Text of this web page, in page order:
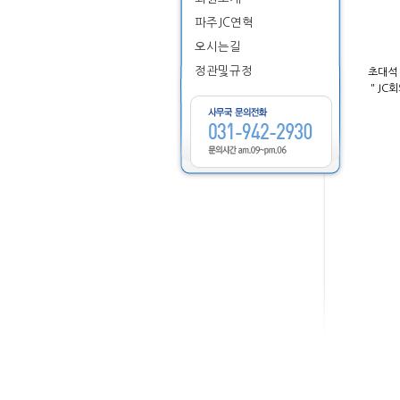
파주JC연혁
오시는길
정관및규정
초대석
＂JC